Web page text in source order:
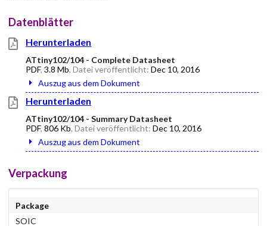
Datenblätter
Herunterladen
ATtiny102/104 - Complete Datasheet
PDF, 3.8 Mb, Datei veröffentlicht: Dec 10, 2016
Auszug aus dem Dokument
Herunterladen
ATtiny102/104 - Summary Datasheet
PDF, 806 Kb, Datei veröffentlicht: Dec 10, 2016
Auszug aus dem Dokument
Verpackung
Package
SOIC